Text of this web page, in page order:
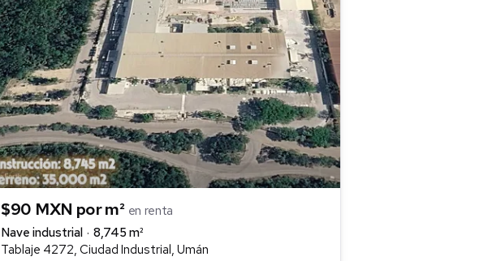
$90 MXN por m² en renta
Nave industrial
8,745 m²
Tablaje 4272, Ciudad Industrial, Umán